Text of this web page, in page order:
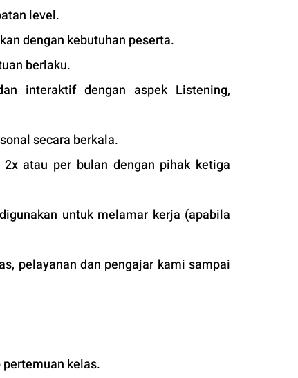
level.
dengan kebutuhan peserta.
berlaku.
interaktif dengan aspek Listening,
secara berkala.
atau per bulan dengan pihak ketiga
untuk melamar kerja (apabila
pelayanan dan pengajar kami sampai
kelas.